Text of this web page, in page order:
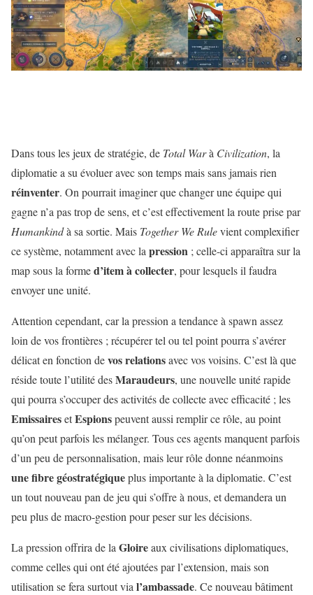
Dans tous les jeux de stratégie, de Total Warà Civilization, la
diplomatie a su évoluer avec son temps mais sans jamais rien
réinventer. On pourrait imaginer que changer une équipe qui
gagne n’a pas trop de sens, et c’est effectivement la route prise par
Humankindà sa sortie. Mais Together We Rulevient complexifier
ce système, notamment avec la pression ; celle-ci apparaîtra sur la
map sous la formed’item à collecter, pour lesquels il faudra
envoyer une unité.
Attention cependant, car la pression a tendance à spawn assez
loin de vos frontières ; récupérer tel ou tel point pourra s’avérer
délicat en fonction devos relationsavec vos voisins. C’est là que
réside toute l’utilité desMaraudeurs, une nouvelle unité rapide
qui pourra s’occuper des activités de collecte avec efficacité ; les
EmissairesetEspionspeuvent aussi remplir ce rôle, au point
qu’on peut parfois les mélanger. Tous ces agents manquent parfois
d’un peu de personnalisation, mais leur rôle donne néanmoins
une fibre géostratégiqueplus importante à la diplomatie. C’est
un tout nouveau pan de jeu qui s’offre à nous, et demandera un
peu plus de macro-gestion pour peser sur les décisions.
La pression offrira de la Gloireaux civilisations diplomatiques,
comme celles qui ont été ajoutées par l’extension, mais son
utilisation se fera surtout via l’ambassade. Ce nouveau bâtiment